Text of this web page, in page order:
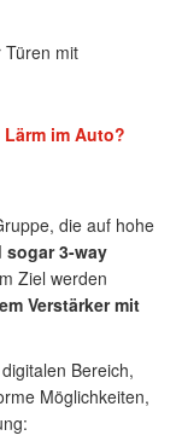
Türen mit
im Auto?
die auf hohe
sogar 3-way
Ziel werden
Verstärker mit
Bereich,
Möglichkeiten,